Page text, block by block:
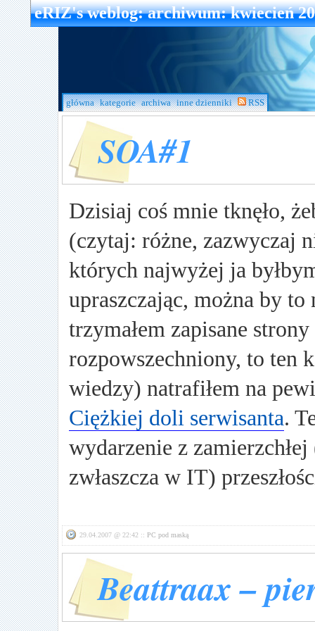
eRIZ's weblog: archiwum: kwiecień
główna kategorie archiwa inne dzienniki RSS
SOA#1
Dzisiaj coś mnie tknęło,
(czytaj: różne, zazwyczaj
których najwyżej ja
upraszczając, można by
trzymałem zapisane
rozpowszechniony, to ten
wiedzy) natrafiłem na
Ciężkiej doli serwisanta.
wydarzenie z
zwłaszcza w IT)
29.04.2007 @ 22:42 ::PC pod maską
Beattraax –